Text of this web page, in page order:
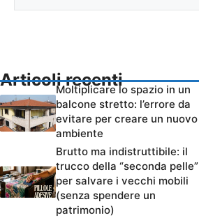
Articoli recenti
Moltiplicare lo spazio in un
balcone stretto: l’errore da
evitare per creare un nuovo
ambiente
Brutto ma indistruttibile: il
trucco della “seconda pelle”
per salvare i vecchi mobili
(senza spendere un
patrimonio)